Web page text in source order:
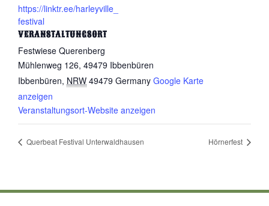
https://linktr.ee/harleyville_
festival
VERANSTALTUNGSORT
Festwiese Querenberg
Mühlenweg 126, 49479 Ibbenbüren
Ibbenbüren, NRW 49479 Germany Google Karte
anzeigen
Veranstaltungsort-Website anzeigen
Querbeat Festival Unterwaldhausen Hörnerfest